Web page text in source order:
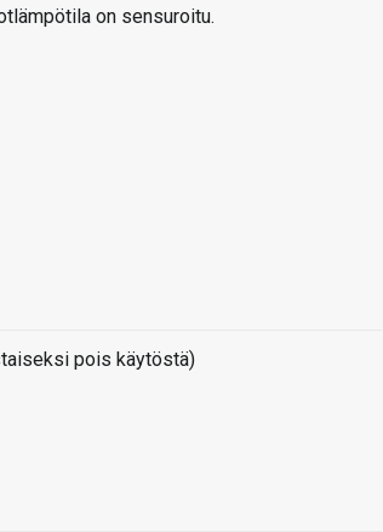
on sensuroitu.
pois käytöstä)